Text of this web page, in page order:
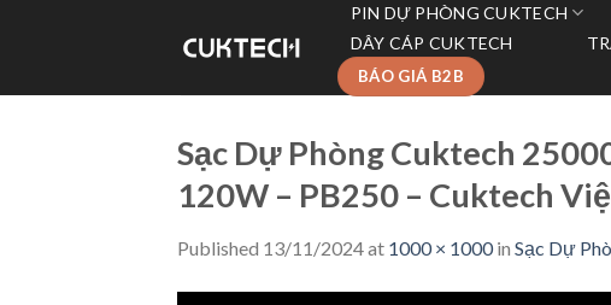
PIN DỰ PHÒNG CUKTECH
DÂY CÁP CUKTECH
BÁO GIÁ B2B
Sạc Dự Phòng Cuktech
120W – PB250 – Cuktech
Published 13/11/2024at 1000 × 1000in Sạc Dự